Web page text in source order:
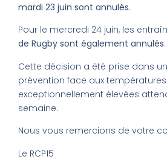
mardi 23 juin sont annulés.
Pour le mercredi 24 juin, les
de Rugby sont également annulés.
Cette décision a été prise dans
prévention face aux températures
exceptionnellement élevées
semaine.
Nous vous remercions de votre
Le RCP15